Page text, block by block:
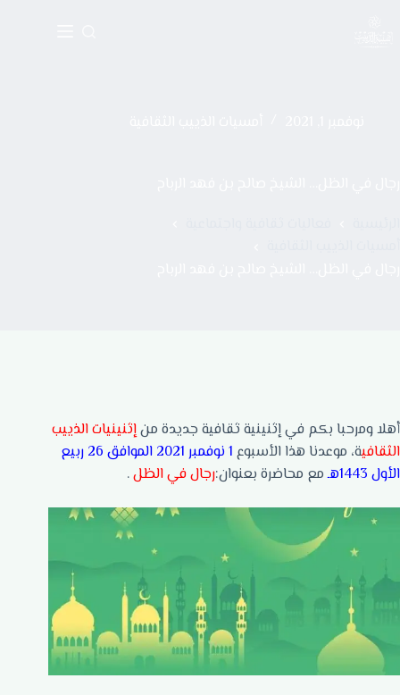
أهلا ومرحبا بكم في إثنينية ثقافية جديدة منإثنينيات الذييب
الثقافية، موعدنا هذا الأسبوع
1 نوفمبر 2021 الموافق 26 ربيع
الأول 1443هـ
مع محاضرة بعنوان:رجال في الظل.